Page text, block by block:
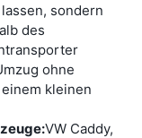
sondern
des
ohne
kleinen
VW Caddy,